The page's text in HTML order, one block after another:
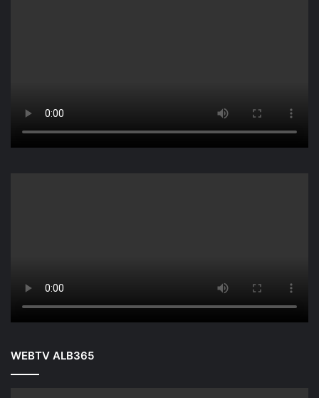
WEBTV ALB365